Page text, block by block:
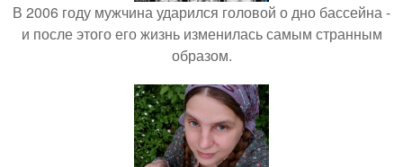
В 2006 году мужчина ударился головой о дно бассейна -
и после этого его жизнь изменилась самым странным
образом.